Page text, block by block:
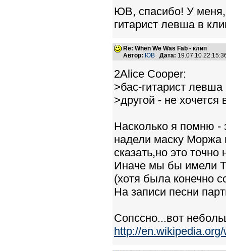
ЮВ, спасибо! У меня,
гитарист левша в
Re: When We Was Fab - клип
Автор: ЮВ Дата: 19.07.10
2Alice Cooper:
>бас-гитарист
>другой - не хочется
Насколько я помню -
надели маску Моржа
сказать,но это
Иначе мы бы имели
(хотя была конечно
На записи песни
Сопссно...вот
http://